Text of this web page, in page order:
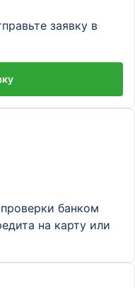
заявку в
банком
на карту или